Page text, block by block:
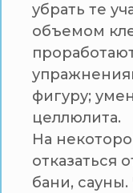
убрать те
объемом
фигуру;
целлюлита.
На
отказаться
бани,